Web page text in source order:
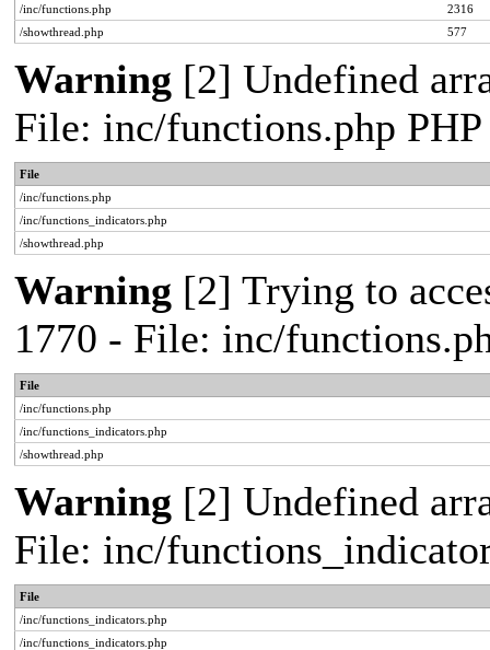
/inc/functions.php
2316
/showthread.php
577
Warning [2] Undefined
File: inc/functions.php
File
/inc/functions.php
/inc/functions_indicators.php
/showthread.php
Warning [2] Trying to
1770 - File: inc/
File
/inc/functions.php
/inc/functions_indicators.php
/showthread.php
Warning [2] Undefined
File: inc/
File
/inc/functions_indicators.php
/inc/functions_indicators.php